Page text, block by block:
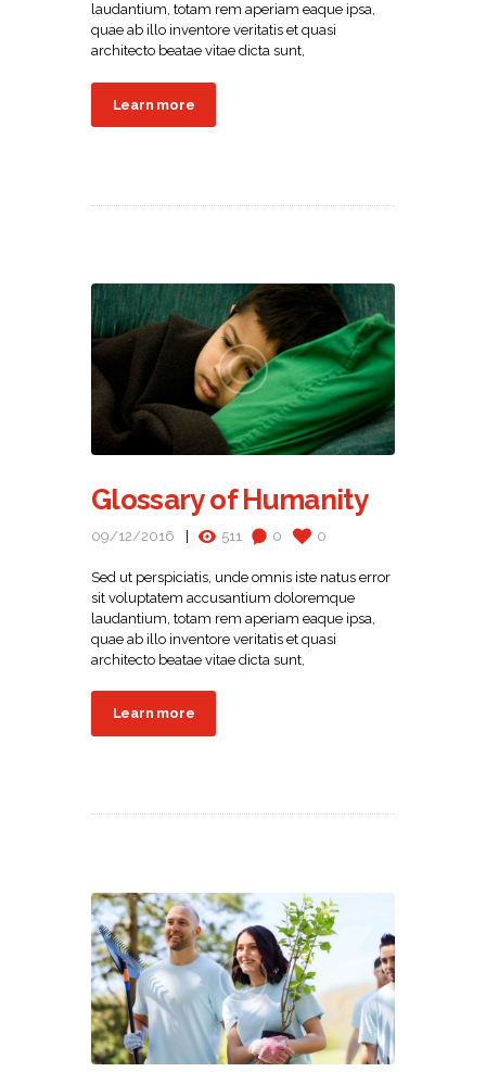
laudantium, totam rem aperiam eaque ipsa,
quae ab illo inventore veritatis et quasi
architecto beatae vitae dicta sunt,
Learn more
Glossary of Humanity
09/12/2016 511 0 0
Sed ut perspiciatis, unde omnis iste natus error
sit voluptatem accusantium doloremque
laudantium, totam rem aperiam eaque ipsa,
quae ab illo inventore veritatis et quasi
architecto beatae vitae dicta sunt,
Learn more